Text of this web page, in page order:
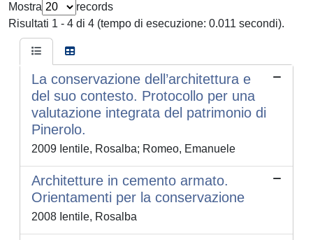
Mostra
records
Risultati 1 - 4 di 4 (tempo di esecuzione: 0.011 secondi).
La conservazione dell’architettura e
del suo contesto. Protocollo per una
valutazione integrata del patrimonio di
Pinerolo.
2009 Ientile, Rosalba; Romeo, Emanuele
Architetture in cemento armato.
Orientamenti per la conservazione
2008 Ientile, Rosalba